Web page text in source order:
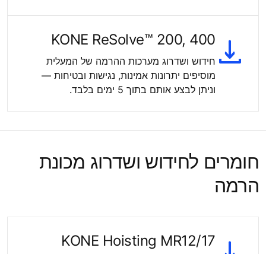
KONE ReSolve™ 200, 400
חידוש ושדרוג מערכות ההרמה של המעלית
מוסיפים יתרונות אמינות, נגישות ובטיחות —
וניתן לבצע אותם בתוך 5 ימים בלבד.
חומרים לחידוש ושדרוג מכונת
הרמה
KONE Hoisting MR12/17